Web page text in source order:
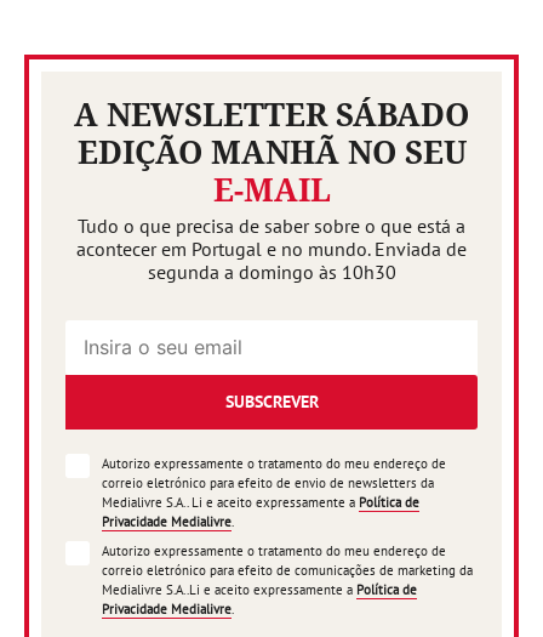
A NEWSLETTER SÁBADO
EDIÇÃO MANHÃ NO SEU
E-MAIL
Tudo o que precisa de saber sobre o que está a
acontecer em Portugal e no mundo. Enviada de
segunda a domingo às 10h30
SUBSCREVER
Autorizo expressamente o tratamento do meu endereço de
correio eletrónico para efeito de envio de newsletters da
Medialivre S.A.. Li e aceito expressamente a Política de
Privacidade Medialivre.
Autorizo expressamente o tratamento do meu endereço de
correio eletrónico para efeito de comunicações de marketing da
Medialivre S.A..Li e aceito expressamente a Política de
Privacidade Medialivre.